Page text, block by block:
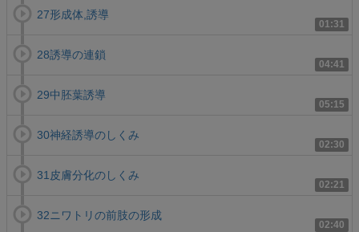
01:31
27形成体,誘導
04:41
28誘導の連鎖
05:15
29中胚葉誘導
02:30
30神経誘導のしくみ
02:21
31皮膚分化のしくみ
02:40
32ニワトリの前肢の形成